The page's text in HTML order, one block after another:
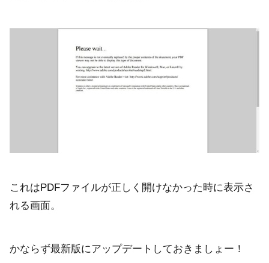
これはPDFファイルが正しく開けなかった時に表示さ
れる画面。
かならず最新版にアップデートしておきましょー！